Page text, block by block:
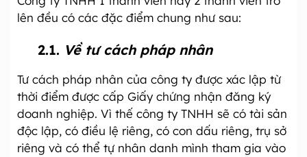
lên đều có các đặc điểm chung như sau:
2.1. Về tư cách pháp nhân
Tư cách pháp nhân của công ty được xác lập từ
thời điểm được cấp Giấy chứng nhận đăng ký
doanh nghiệp. Vì thế công ty TNHH sẽ có tài sản
độc lập, có điều lệ riêng, có con dấu riêng, trụ sở
riêng và có thể tự nhân danh mình tham gia vào